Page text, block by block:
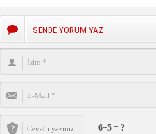
SENDE YORUM YAZ
6+5 = ?